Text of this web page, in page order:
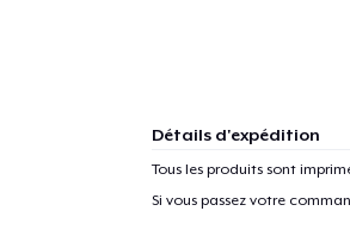
Détails d'expédition
Tous les produits sont
Si vous passez votre